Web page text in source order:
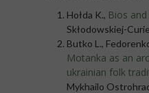
Hołda K., Bios
Skłodowskiej-
Butko L.,
Motanka as an
ukrainian folk
Mykhailo